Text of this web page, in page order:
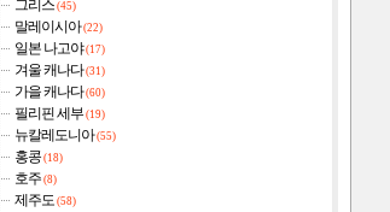
그리스 (45)
말레이시아(22)
일본 나고야(17)
겨울 캐나다(31)
가을 캐나다(60)
필리핀 세부 (19)
뉴칼레도니아(55)
홍콩 (18)
호주 (8)
제주도 (58)